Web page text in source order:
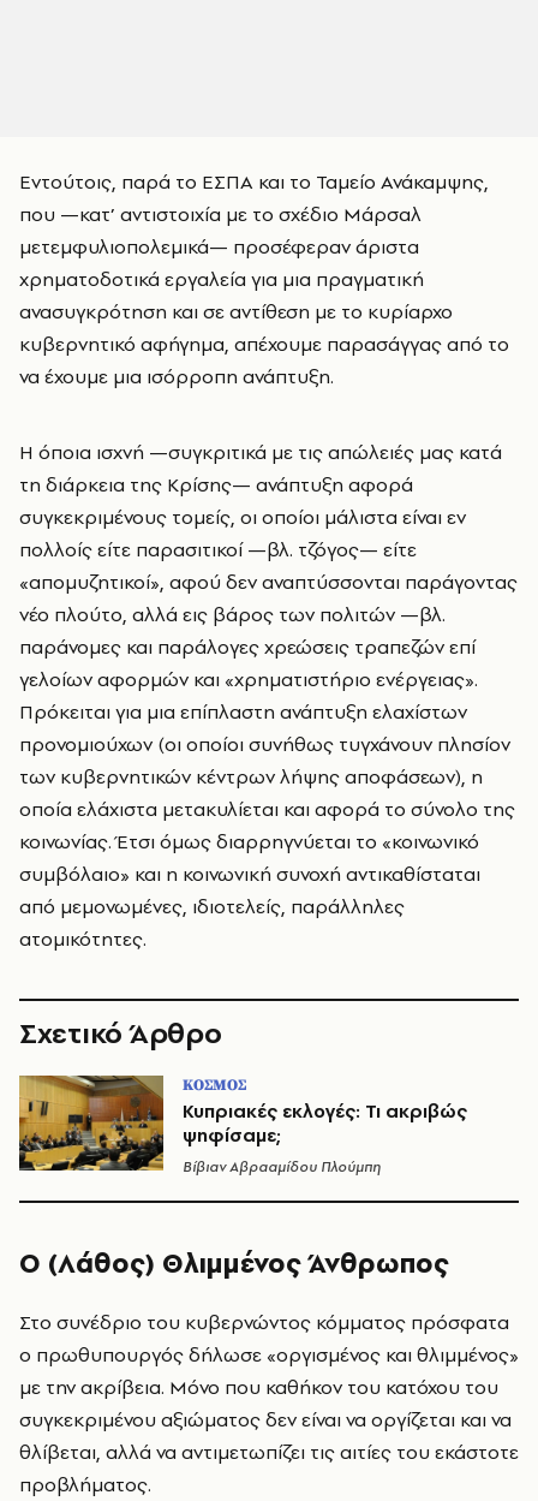
Εντούτοις, παρά το ΕΣΠΑ και το Ταμείο Ανάκαμψης,
που —κατ’ αντιστοιχία με το σχέδιο Μάρσαλ
μετεμφυλιοπολεμικά— προσέφεραν άριστα
χρηματοδοτικά εργαλεία για μια πραγματική
ανασυγκρότηση και σε αντίθεση με το κυρίαρχο
κυβερνητικό αφήγημα, απέχουμε παρασάγγας από το
να έχουμε μια ισόρροπη ανάπτυξη.
Η όποια ισχνή —συγκριτικά με τις απώλειές μας κατά
τη διάρκεια της Κρίσης— ανάπτυξη αφορά
συγκεκριμένους τομείς, οι οποίοι μάλιστα είναι εν
πολλοίς είτε παρασιτικοί —βλ. τζόγος— είτε
«απομυζητικοί», αφού δεν αναπτύσσονται παράγοντας
νέο πλούτο, αλλά εις βάρος των πολιτών —βλ.
παράνομες και παράλογες χρεώσεις τραπεζών επί
γελοίων αφορμών και «χρηματιστήριο ενέργειας».
Πρόκειται για μια επίπλαστη ανάπτυξη ελαχίστων
προνομιούχων (οι οποίοι συνήθως τυγχάνουν πλησίον
των κυβερνητικών κέντρων λήψης αποφάσεων), η
οποία ελάχιστα μετακυλίεται και αφορά το σύνολο της
κοινωνίας. Έτσι όμως διαρρηγνύεται το «κοινωνικό
συμβόλαιο» και η κοινωνική συνοχή αντικαθίσταται
από μεμονωμένες, ιδιοτελείς, παράλληλες
ατομικότητες.
Σχετικό Άρθρο
ΚΟΣΜΟΣ
Κυπριακές εκλογές: Τι ακριβώς
ψηφίσαμε;
Βίβιαν Αβρααμίδου Πλούμπη
Ο (Λάθος) Θλιμμένος Άνθρωπος
Στο συνέδριο του κυβερνώντος κόμματος πρόσφατα
ο πρωθυπουργός δήλωσε «οργισμένος και θλιμμένος»
με την ακρίβεια. Μόνο που καθήκον του κατόχου του
συγκεκριμένου αξιώματος δεν είναι να οργίζεται και να
θλίβεται, αλλά να αντιμετωπίζει τις αιτίες του εκάστοτε
προβλήματος.